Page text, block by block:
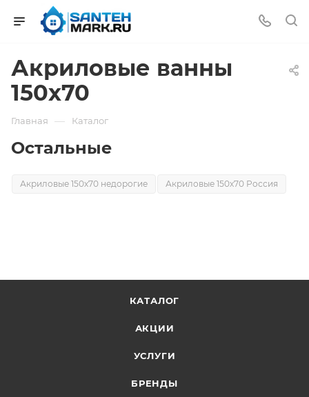
Акриловые ванны
150х70
Главная — Каталог
Остальные
Акриловые 150х70 недорогие Акриловые 150х70 Россия
КАТАЛОГ
АКЦИИ
УСЛУГИ
БРЕНДЫ